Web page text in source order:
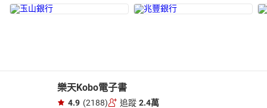
樂天Kobo電子書
4.9 (2188) 追蹤 2.4萬